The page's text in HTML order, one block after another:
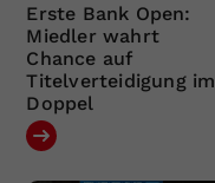
Erste Bank Open:
Miedler wahrt
Chance auf
Titelverteidigung im
Doppel